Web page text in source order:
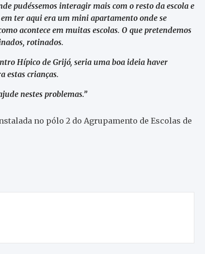
pudéssemos interagir mais com o resto da escola e
ter aqui era um mini apartamento onde se
acontece em muitas escolas. O que pretendemos
rotinados.
Hípico de Grijó, seria uma boa ideia haver
estas crianças.
nestes problemas.”
no pólo 2 do Agrupamento de Escolas de